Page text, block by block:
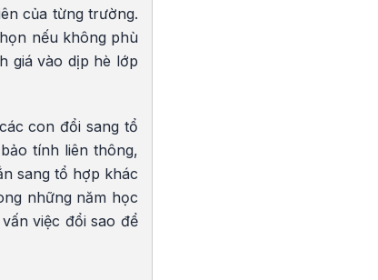
của từng trường.
nếu không phù
giá vào dịp hè lớp
con đổi sang tổ
tính liên thông,
sang tổ hợp khác
những năm học
việc đổi sao để